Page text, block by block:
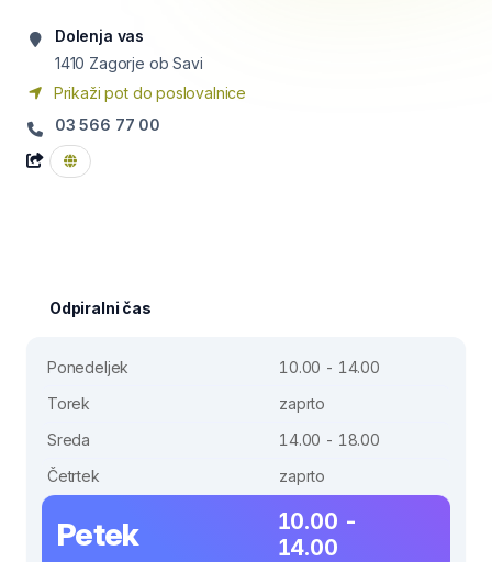
Dolenja vas
1410 Zagorje ob Savi
Prikaži pot do poslovalnice
03 566 77 00
Odpiralni čas
Ponedeljek
10.00 - 14.00
Torek
zaprto
Sreda
14.00 - 18.00
Četrtek
zaprto
Petek
10.00 -
14.00